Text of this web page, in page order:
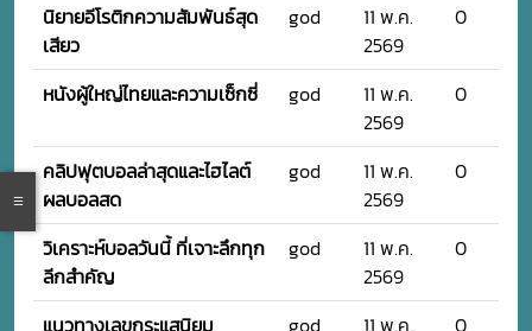
นิยายอีโรติกความสัมพันธ์สุด
เสียว
god
11 พ.ค.
2569
0
หนังผู้ใหญ่ไทยและความเซ็กซี่ god
11 พ.ค.
2569
0
คลิปฟุตบอลล่าสุดและไฮไลต์
ผลบอลสด
god
11 พ.ค.
2569
0
วิเคราะห์บอลวันนี้ ที่เจาะลึกทุก
ลีกสำคัญ
god
11 พ.ค.
2569
0
แนวทางเลขกระแสนิยม god
11 พ.ค.
0